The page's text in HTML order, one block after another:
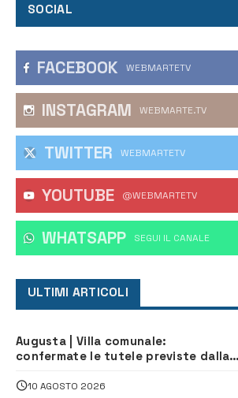
SOCIAL
FACEBOOK WEBMARTETV
INSTAGRAM WEBMARTE.TV
TWITTER WEBMARTETV
YOUTUBE @WEBMARTETV
WHATSAPP ‎SEGUI IL CANALE
ULTIMI ARTICOLI
Augusta | Villa comunale:
confermate le tutele previste dalla
10 AGOSTO 2026